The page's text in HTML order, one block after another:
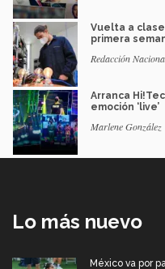
Vuelta a
primera
Redacción
Arranca
emoción ‘live’
Marlene González
Lo más nuevo
México va por